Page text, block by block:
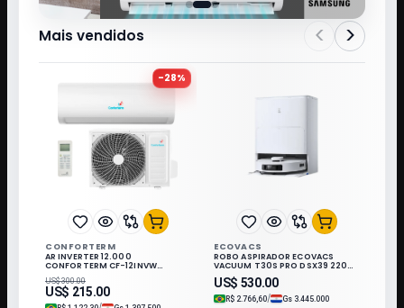
Mais vendidos < >
-28%
CONFORTERM
AR INVERTER 12.000
CONFORTERM CF-12INVW
WIFI/220V/60HZ Q/F/R32/KIT IN
US$300.00
US$ 215.00
ECOVACS
ROBO ASPIRADOR ECOVACS
VACUUM T30S PRO DSX39 220V
50-60HZ WHITE 033140
US$ 530.00
R$ 2.766,60/ Gs 3.445.000